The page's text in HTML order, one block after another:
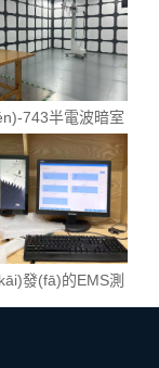
743半電波暗室
導騷擾測試系統-
完工
發(fā)的EMS測
，擁有簡(jiǎn)潔